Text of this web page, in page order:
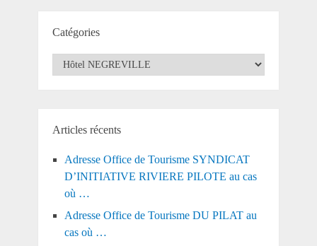
Catégories
Catégories
Articles récents
Adresse Office de Tourisme SYNDICAT
D’INITIATIVE RIVIERE PILOTE au cas
où …
Adresse Office de Tourisme DU PILAT au
cas où …